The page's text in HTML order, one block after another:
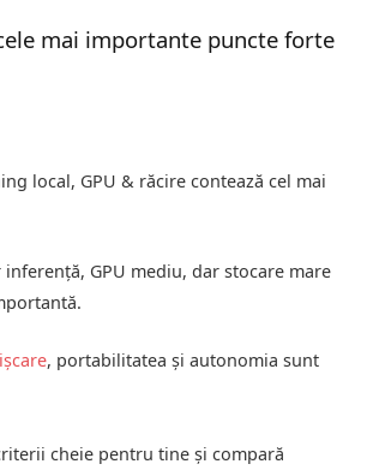
mai importante puncte forte
local, GPU & răcire contează cel mai
inferență, GPU mediu, dar stocare mare
, portabilitatea și autonomia sunt
cheie pentru tine și compară